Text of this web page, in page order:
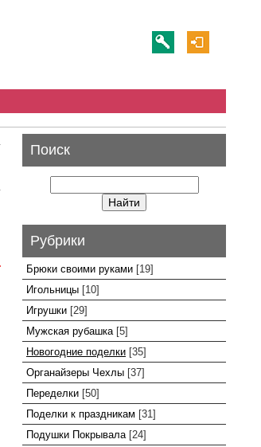
Поиск
Рубрики
Брюки своими руками [19]
Игольницы [10]
Игрушки [29]
Мужская рубашка [5]
Новогодние поделки [35]
Органайзеры Чехлы [37]
Переделки [50]
Поделки к праздникам [31]
Подушки Покрывала [24]